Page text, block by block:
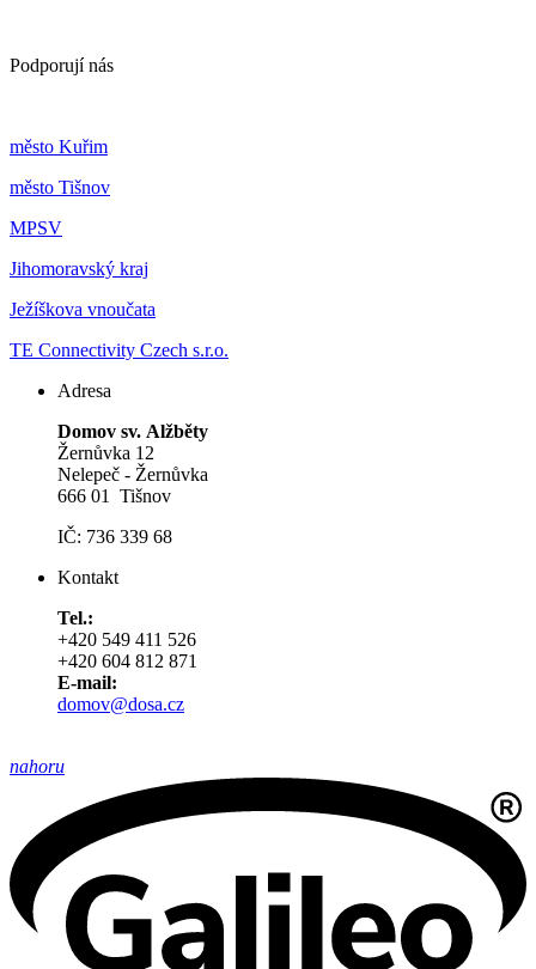
Podporují nás
město Kuřim
město Tišnov
MPSV
Jihomoravský kraj
Ježíškova vnoučata
TE Connectivity Czech s.r.o.
Adresa
Domov sv. Alžběty
Žernůvka 12
Nelepeč - Žernůvka
666 01 Tišnov
IČ: 736 339 68
Kontakt
Tel.:
+420 549 411 526
+420 604 812 871
E-mail:
domov@dosa.cz
nahoru